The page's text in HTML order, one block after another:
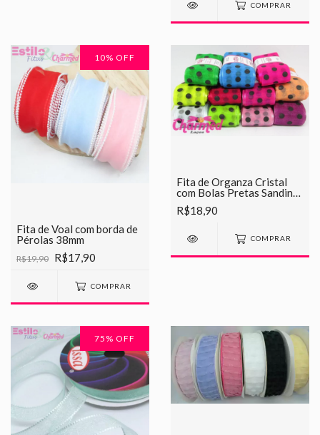
COMPRAR
10% OFF
Fita de Voal com borda de
Pérolas 38mm
R$19,90 R$17,90
COMPRAR
Fita de Organza Cristal
com Bolas Pretas Sanding
38mm
R$18,90
COMPRAR
75 % OFF